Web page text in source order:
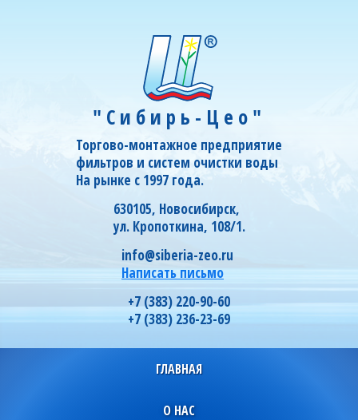
"Сибирь-Цео"
Торгово-монтажное предприятие
фильтров и систем очистки воды
На рынке с 1997 года.
630105, Новосибирск,
ул. Кропоткина, 108/1.
info@siberia-zeo.ru
Написать письмо
+7 (383) 220-90-60
+7 (383) 236-23-69
ГЛАВНАЯ
О НАС